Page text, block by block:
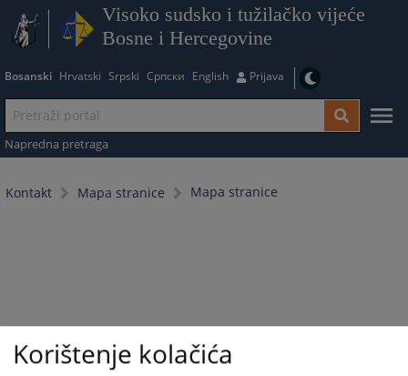
Visoko sudsko i tužilačko vijeće
Bosne i Hercegovine
Bosanski Hrvatski Srpski Српски English Prijava
Napredna pretraga
Kontakt Mapa stranice Mapa stranice
Korištenje kolačića